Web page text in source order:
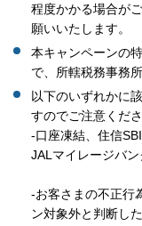
程度かかる場合が
願いいたします。
本キャンペーンの
で、所轄税務事務
以下のいずれかに
すのでご注意くださ
-口座凍結、住信
JALマイレージバ
-お客さまの不正行
ン対象外と判断し